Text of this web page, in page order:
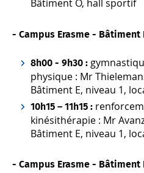
Bâtiment O, hall sportif
- Campus Erasme - Bâtiment
8h00 - 9h30 :
physique : Mr
Bâtiment E, niveau 1,
10h15 – 11h15 :
kinésithérapie : Mr
Bâtiment E, niveau 1,
- Campus Erasme - Bâtiment